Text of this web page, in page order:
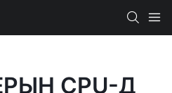
CPU-Д